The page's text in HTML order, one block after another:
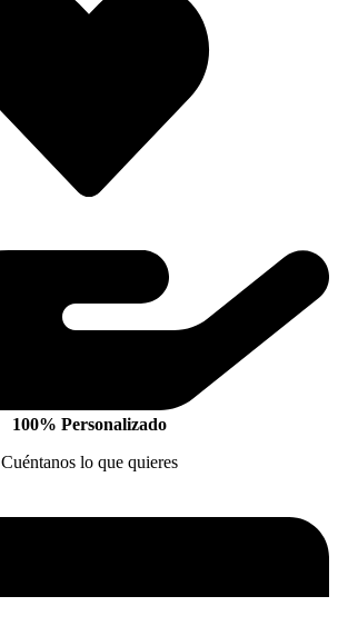
100% Personalizado
Cuéntanos lo que quieres